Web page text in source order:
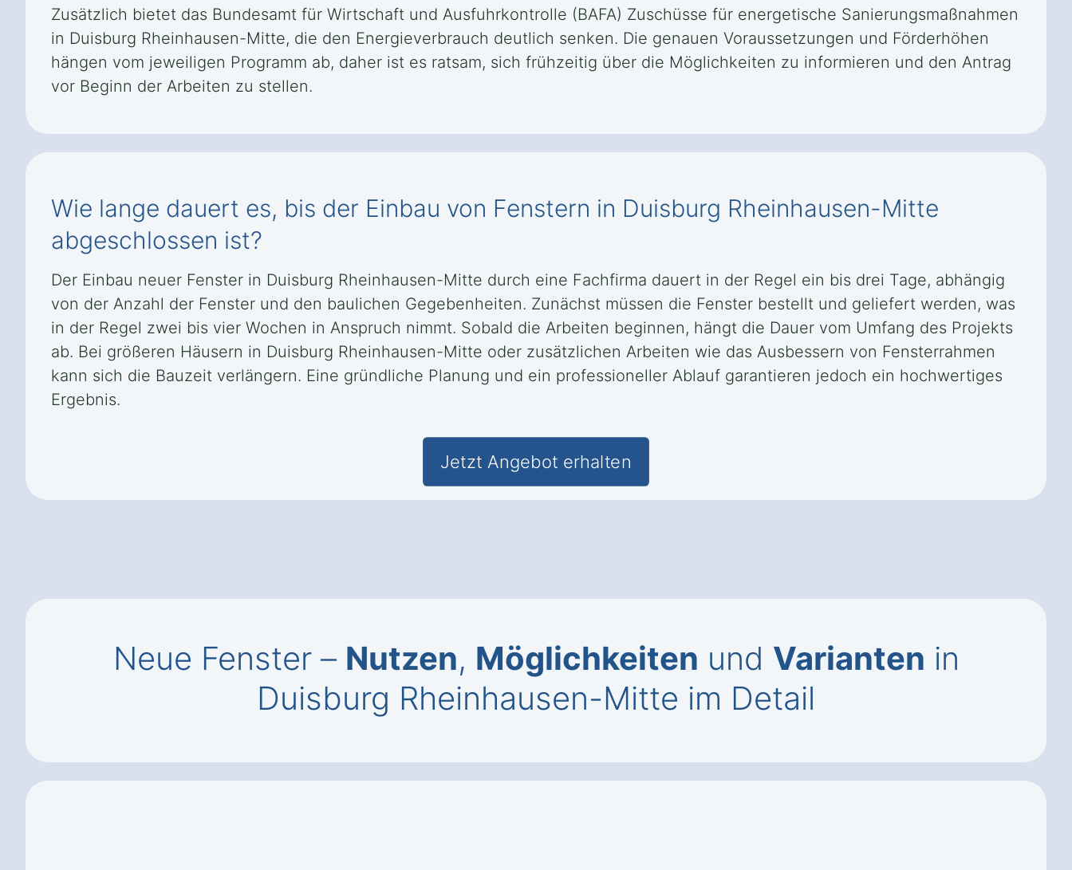
Zusätzlich bietet das Bundesamt für Wirtschaft und Ausfuhrkontrolle (BAFA) Zuschüsse für energetische Sanierungsmaßnahmen
in Duisburg Rheinhausen-Mitte, die den Energieverbrauch deutlich senken. Die genauen Voraussetzungen und Förderhöhen
hängen vom jeweiligen Programm ab, daher ist es ratsam, sich frühzeitig über die Möglichkeiten zu informieren und den Antrag
vor Beginn der Arbeiten zu stellen.
Wie lange dauert es, bis der Einbau von Fenstern in Duisburg Rheinhausen-Mitte
abgeschlossen ist?
Der Einbau neuer Fenster in Duisburg Rheinhausen-Mitte durch eine Fachfirma dauert in der Regel ein bis drei Tage, abhängig
von der Anzahl der Fenster und den baulichen Gegebenheiten. Zunächst müssen die Fenster bestellt und geliefert werden, was
in der Regel zwei bis vier Wochen in Anspruch nimmt. Sobald die Arbeiten beginnen, hängt die Dauer vom Umfang des Projekts
ab. Bei größeren Häusern in Duisburg Rheinhausen-Mitte oder zusätzlichen Arbeiten wie das Ausbessern von Fensterrahmen
kann sich die Bauzeit verlängern. Eine gründliche Planung und ein professioneller Ablauf garantieren jedoch ein hochwertiges
Ergebnis.
Jetzt Angebot erhalten
Neue Fenster – Nutzen, Möglichkeiten und Varianten in
Duisburg Rheinhausen-Mitte im Detail